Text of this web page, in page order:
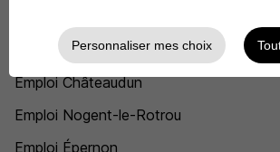
Emploi Bû
Emploi Châteaudun
Emploi Nogent-le-Rotrou
Emploi Épernon
Personnaliser mes choix